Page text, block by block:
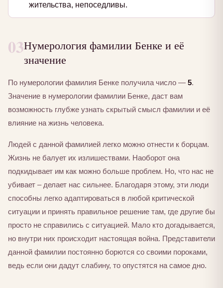
жительства, непоседливы.
03Нумерология фамилии Бенке и её
значение
По нумерологии фамилия Бенке получила число — 5.
Значение в нумерологии фамилии Бенке, даст вам
возможность глубже узнать скрытый смысл фамилии и её
влияние на жизнь человека.
Людей с данной фамилией легко можно отнести к борцам.
Жизнь не балует их излишествами. Наоборот она
подкидывает им как можно больше проблем. Но, что нас не
убивает – делает нас сильнее. Благодаря этому, эти люди
способны легко адаптироваться в любой критической
ситуации и принять правильное решение там, где другие бы
просто не справились с ситуацией. Мало кто догадывается,
но внутри них происходит настоящая война. Представители
данной фамилии постоянно борются со своими пороками,
ведь если они дадут слабину, то опустятся на самое дно.